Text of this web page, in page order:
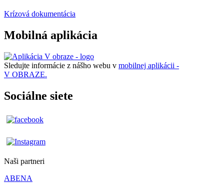
Krízová dokumentácia
Mobilná aplikácia
Sledujte informácie z nášho webu v mobilnej aplikácii -
V OBRAZE.
Sociálne siete
Naši partneri
ABENA